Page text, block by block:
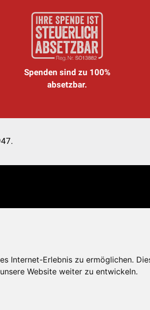
Internet-Erlebnis zu ermöglichen.
Website weiter zu entwickeln.
Spenden sind zu 100%
absetzbar.